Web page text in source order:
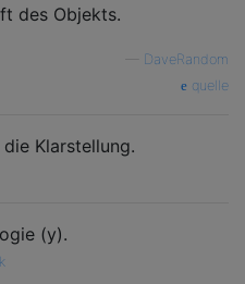
des Objekts.
DaveRandom
quelle
Klarstellung.
(y).